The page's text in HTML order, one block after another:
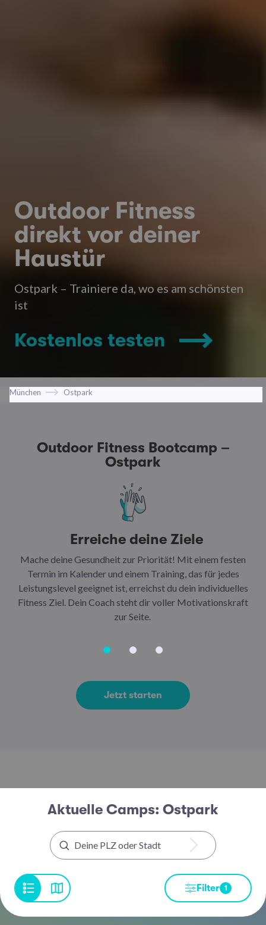
Outdoor Fitness
direkt vor deiner
Haustür
Ostpark – Trainiere da, wo es am schönsten
ist
Kostenlos testen
München Ostpark
Outdoor Fitness Bootcamp –
Ostpark
Erreiche deine Ziele
Mache deine Gesundheit zur Priorität! Mit einem festen
Termin im Kalender und einem Training, das für jedes
Leistungslevel geeignet ist, erreichst du dein individuelles
Fitness Ziel. Dein Coach steht dir voller Motivationskraft
zur Seite.
Jetzt starten
Aktuelle Camps: Ostpark
Filter 1